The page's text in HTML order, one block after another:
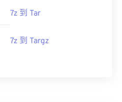
7z 到 Tar
7z 到 Targz